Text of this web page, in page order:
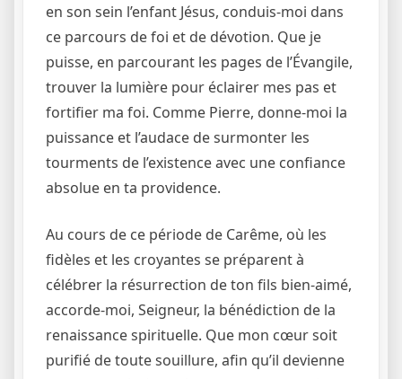
en son sein l’enfant Jésus, conduis-moi dans
ce parcours de foi et de dévotion. Que je
puisse, en parcourant les pages de l’Évangile,
trouver la lumière pour éclairer mes pas et
fortifier ma foi. Comme Pierre, donne-moi la
puissance et l’audace de surmonter les
tourments de l’existence avec une confiance
absolue en ta providence.
Au cours de ce période de Carême, où les
fidèles et les croyantes se préparent à
célébrer la résurrection de ton fils bien-aimé,
accorde-moi, Seigneur, la bénédiction de la
renaissance spirituelle. Que mon cœur soit
purifié de toute souillure, afin qu’il devienne